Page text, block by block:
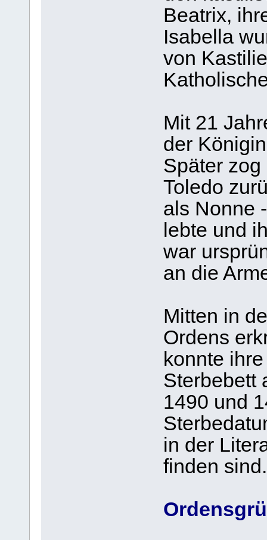
Beatrix,
Isabella
von
Mit 21
der
Später
Toledo
als Nonne
lebte und
war
an die
Mitten in
Ordens
konnte
Sterbebett
1490 und
in der
finden sind.